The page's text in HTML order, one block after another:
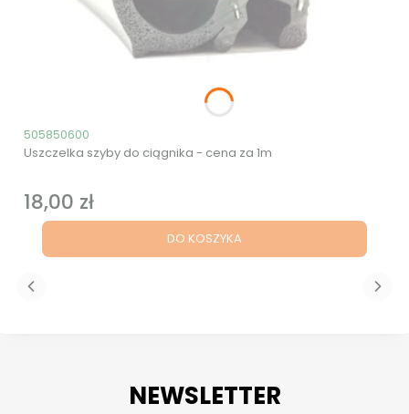
Kod produktu
505850600
Uszczelka szyby do ciągnika - cena za 1m
Cena
18,00 zł
DO KOSZYKA
NEWSLETTER